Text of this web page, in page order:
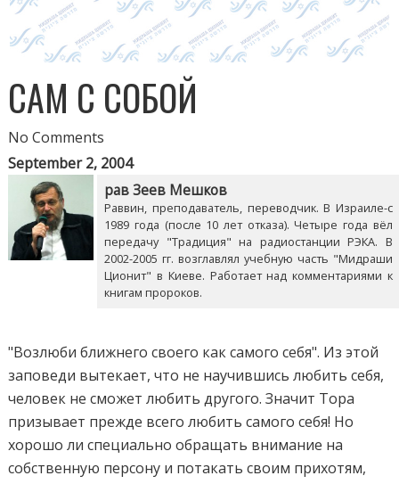
САМ С СОБОЙ
No Comments
September 2, 2004
рав Зеев Мешков
Раввин, преподаватель, переводчик. В Израиле-с
1989 года (после 10 лет отказа). Четыре года вёл
передачу "Традиция" на радиостанции РЭКА. В
2002-2005 гг. возглавлял учебную часть "Мидраши
Ционит" в Киеве. Работает над комментариями к
книгам пророков.
"Возлюби ближнего своего как самого себя". Из этой
заповеди вытекает, что не научившись любить себя,
человек не сможет любить другого. Значит Тора
призывает прежде всего любить самого себя! Но
хорошо ли специально обращать внимание на
собственную персону и потакать своим прихотям,